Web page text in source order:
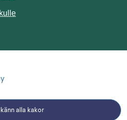
alla kakor
Länk till annan webbplats.
webbplats.